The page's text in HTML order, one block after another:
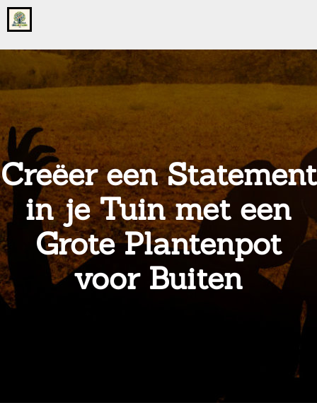
Go
to
home
onsgrotegezin.nl
Creëer een Statement
in je Tuin met een
Grote Plantenpot
voor Buiten